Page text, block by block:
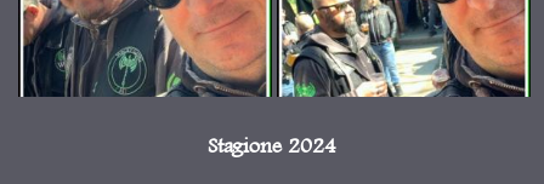
Stagione 2024